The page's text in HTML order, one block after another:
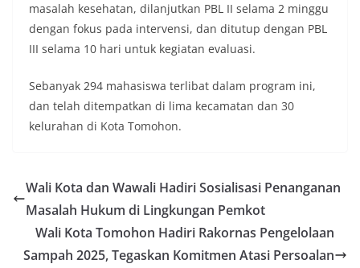
masalah kesehatan, dilanjutkan PBL II selama 2 minggu
dengan fokus pada intervensi, dan ditutup dengan PBL
III selama 10 hari untuk kegiatan evaluasi.
Sebanyak 294 mahasiswa terlibat dalam program ini,
dan telah ditempatkan di lima kecamatan dan 30
kelurahan di Kota Tomohon.
Wali Kota dan Wawali Hadiri Sosialisasi Penanganan
Masalah Hukum di Lingkungan Pemkot
Wali Kota Tomohon Hadiri Rakornas Pengelolaan
Sampah 2025, Tegaskan Komitmen Atasi Persoalan